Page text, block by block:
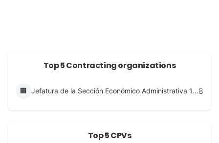
Top 5 Contracting organizations
🏢 Jefatura de la Sección Económico Administrativa 15 Agrupación del Cuartel General del Ejército del Aire8
Top 5 CPVs